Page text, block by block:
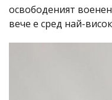
освободеният
вече е сред най-